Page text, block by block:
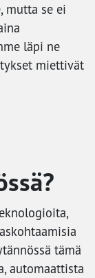
mutta se ei
läpi ne
miettivät
tämä
automaattista